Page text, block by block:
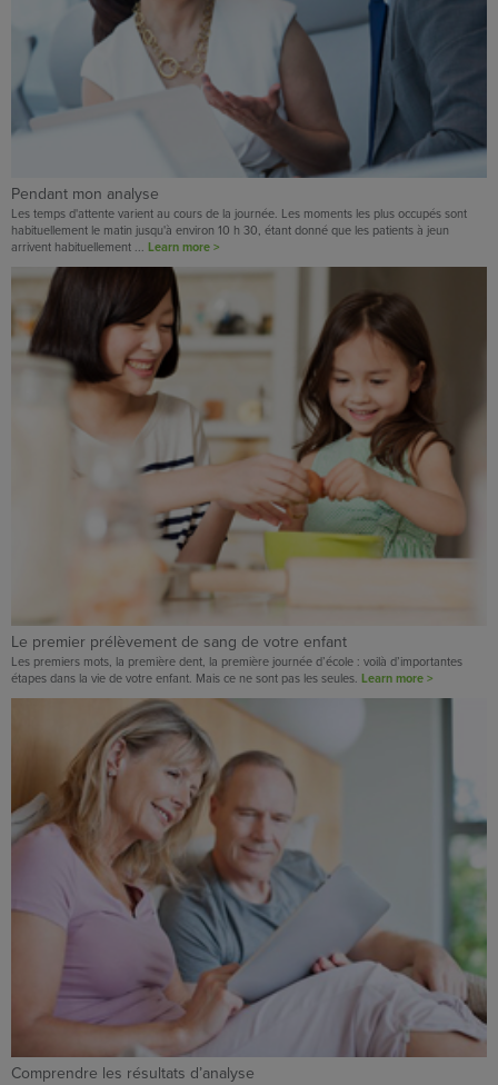
Pendant mon analyse
Les temps d'attente varient au cours de la journée. Les moments les plus occupés sont
habituellement le matin jusqu'à environ 10 h 30, étant donné que les patients à jeun
arrivent habituellement ... Learn more >
Le premier prélèvement de sang de votre enfant
Les premiers mots, la première dent, la première journée d’école : voilà d’importantes
étapes dans la vie de votre enfant. Mais ce ne sont pas les seules. Learn more >
Comprendre les résultats d’analyse